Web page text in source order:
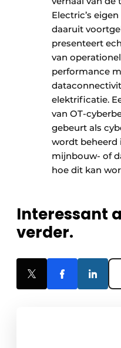
Electric’s
daaruit
presenteert
van
performance
elektrificatie.
van OT-
gebeurt als
wordt beheerd
mijnbouw- of
hoe dit kan
Interessant
verder.